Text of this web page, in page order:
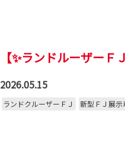
【✨ランドルーザー
2026.05.15
ランドクルーザーＦＪ 新型ＦＪ展示